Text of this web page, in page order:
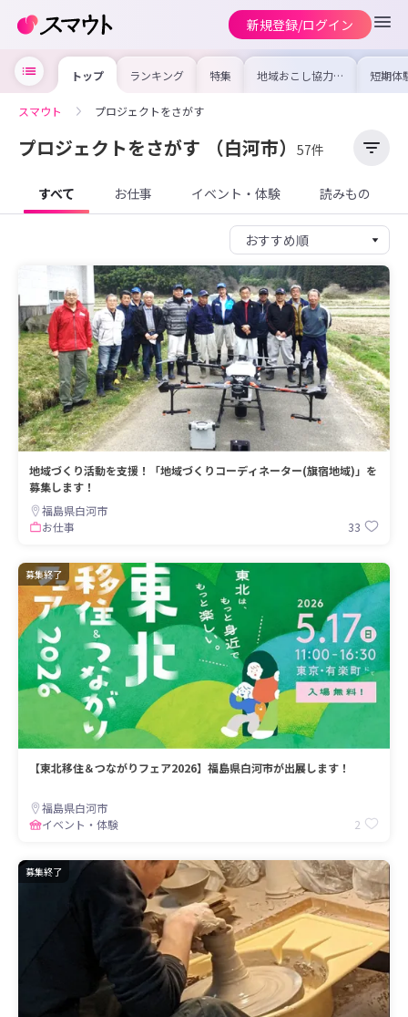
新規登録/ログイン
トップ ランキング 特集 地域おこし協力隊
の求人やイベント
を集めました！仕
けよう
短期体
り〜数
域を知
スマウト プロジェクトをさがす
プロジェクトをさがす （白河市） 57件
すべて お仕事 イベント・体験 読みもの
地域づくり活動を支援！「地域づくりコーディネーター(旗宿地域)」を
募集します！
福島県白河市
お仕事
33
募集終了
【東北移住＆つながりフェア2026】福島県白河市が出展します！
福島県白河市
イベント・体験
2
募集終了